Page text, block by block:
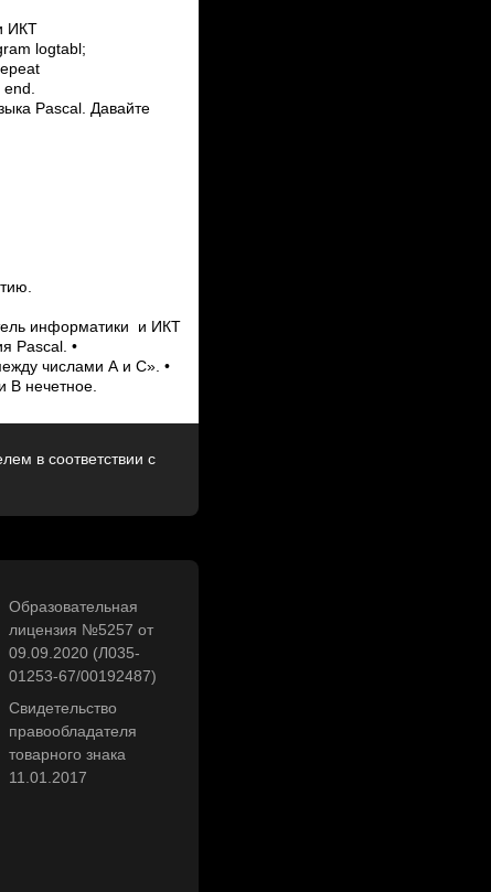
ИКТ
logtabl;
Pascal. Давайте
информатики и ИКТ
Pascal. •
числами A и C». •
B нечетное.
в соответствии с
Образовательная
лицензия №5257 от
09.09.2020 (Л035-
01253-67/00192487)
Свидетельство
правообладателя
товарного знака
11.01.2017